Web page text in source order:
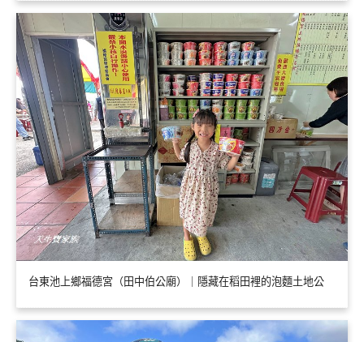
台東池上鄉福德宮（田中伯公廟）｜隱藏在稻田裡的泡麵土地公